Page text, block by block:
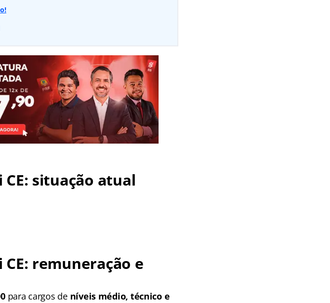
situação atual
remuneração e
para cargos deníveis médio, técnico e